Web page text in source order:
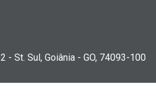
- St. Sul, Goiânia - GO, 74093-100